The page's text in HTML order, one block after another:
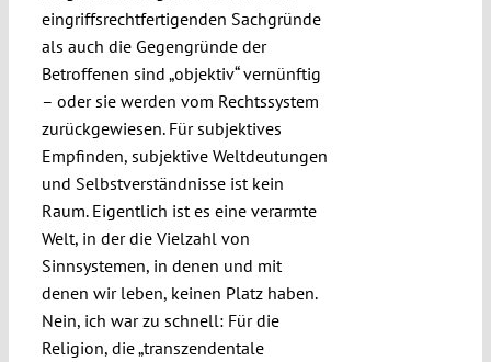
eingriffsrechtfertigenden Sachgründe
als auch die Gegengründe der
Betroffenen sind „objektiv“ vernünftig
– oder sie werden vom Rechtssystem
zurückgewiesen. Für subjektives
Empfinden, subjektive Weltdeutungen
und Selbstverständnisse ist kein
Raum. Eigentlich ist es eine verarmte
Welt, in der die Vielzahl von
Sinnsystemen, in denen und mit
denen wir leben, keinen Platz haben.
Nein, ich war zu schnell: Für die
Religion, die „transzendentale